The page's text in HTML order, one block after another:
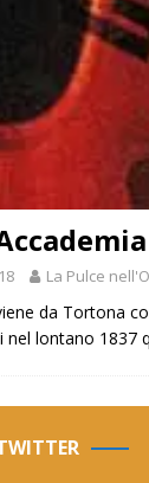
La Pulce
da Tortona
nel lontano 1837